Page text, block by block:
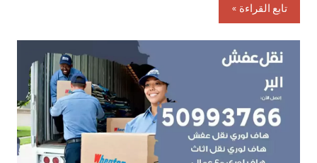
تابع القراءة